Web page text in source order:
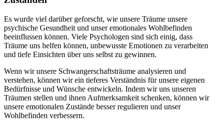
Es wurde viel darüber geforscht, wie unsere Träume unsere
psychische Gesundheit und unser emotionales Wohlbefinden
beeinflussen können. Viele Psychologen sind sich einig, dass
Träume uns helfen können, unbewusste Emotionen zu verarbeiten
und tiefe Einsichten über uns selbst zu gewinnen.
Wenn wir unsere Schwangerschaftsträume analysieren und
verstehen, können wir ein tieferes Verständnis für unsere eigenen
Bedürfnisse und Wünsche entwickeln. Indem wir uns unseren
Träumen stellen und ihnen Aufmerksamkeit schenken, können wir
unsere emotionalen Zustände besser regulieren und unser
Wohlbefinden verbessern.